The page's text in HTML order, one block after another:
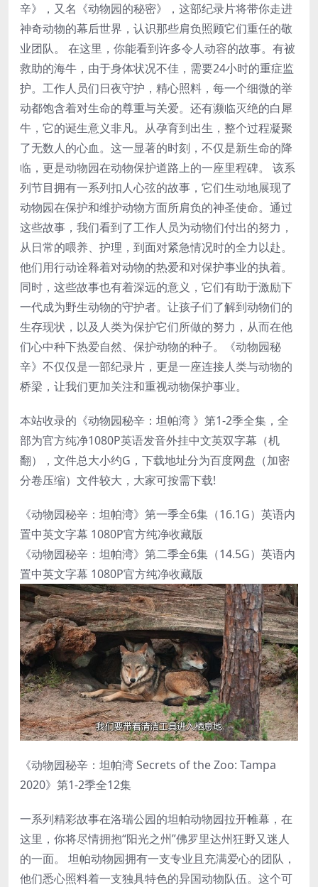
辛》，又名《动物园的秘密》，这部纪录片将带你走进
神奇动物的幕后世界，认识那些肩负照顾它们重任的敬
业团队。 在这里，你能看到许多令人动容的故事。有被
救助的海牛，由于身体状况不佳，需要24小时的重症监
护。工作人员们日夜守护，精心照料，每一个细微的举
动都饱含着对生命的尊重与关爱。还有濒临灭绝的白犀
牛，它的诞生意义非凡。从孕育到出生，整个过程凝聚
了无数人的心血。这一显著的时刻，不仅是新生命的降
临，更是动物园在动物保护道路上的一座里程碑。 该系
列节目拥有一系列扣人心弦的故事，它们生动地展现了
动物园在保护和维护动物方面所肩负的神圣使命。通过
这些故事，我们看到了工作人员为动物们付出的努力，
从日常的喂养、护理，到面对紧急情况时的全力以赴。
他们用行动诠释着对动物的热爱和对保护事业的执着。
同时，这些故事也有着深远的意义，它们有助于激励下
一代成为野生动物的守护者。让孩子们了解到动物们的
生存现状，以及人类为保护它们所做的努力，从而在他
们心中种下热爱自然、保护动物的种子。《动物园秘
辛》不仅仅是一部纪录片，更是一座连接人类与动物的
桥梁，让我们更加关注和重视动物保护事业。
本站收录的《动物园秘辛：坦帕湾 》第1-2季全集，全
部为官方纯净1080P英语发音外挂中文英双字幕（机
翻），文件总大小约G，下载地址分为百度网盘（加密
分卷压缩）文件较大，大家可按需下载!
《动物园秘辛：坦帕湾》第一季全6集（16.1G）英语内
置中英文字幕 1080P官方纯净收藏版
《动物园秘辛：坦帕湾》第二季全6集（14.5G）英语内
置中英文字幕 1080P官方纯净收藏版
《动物园秘辛：坦帕湾 Secrets of the Zoo: Tampa
2020》第1-2季全12集
一系列精彩故事在洛瑞公园的坦帕动物园拉开帷幕，在
这里，你将尽情拥抱“阳光之州”佛罗里达州狂野又迷人
的一面。 坦帕动物园拥有一支专业且充满爱心的团队，
他们悉心照料着一支独具特色的异国动物队伍。这个可